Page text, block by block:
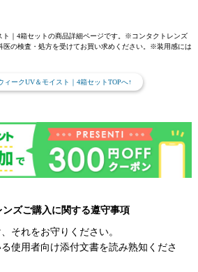
ト｜4箱セットの商品詳細ページです。※コンタクトレンズ
医の検査・処方を受けてお買い求めください。※装用感には
ィークUV＆モイスト｜4箱セットTOPへ↑
ズご購入に関する遵守事項
それをお守りください。
使用者向け添付文書を読み熟知くださ